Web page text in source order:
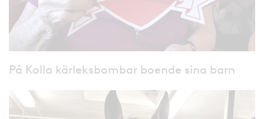
På Kolla kärleksbombar boende sina barn